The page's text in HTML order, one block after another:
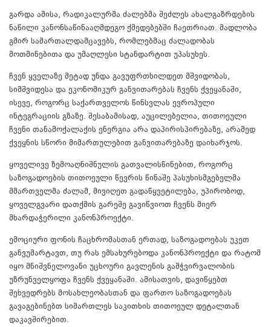
გარდა ამისა, რადიკალურმა ძალებმა შეძლეს ახალგაზრდების
ნაწილი კანონსაწინააღმდეგო ქმედებებში ჩაეთრიათ. მადლობა
გმირ სამართალდამცავებს, რომლებმაც ძალადობას
მოთმინებითა და უმაღლესი სტანდარტით უპასუხეს.
ჩვენ ყველაზე მეტად უნდა გავუფრთხილდეთ მშვიდობას,
სიმშვიდესა და ეკონომიკურ განვითარებას ჩვენს ქვეყანაში,
ისევე, როგორც საქართველოს წინსვლას ევროპული
ინტეგრაციის გზაზე. შესაბამისად, აუცილებელია, თითოეული
ჩვენი თანამოქალაქის ენერგია არა დაპირისპირებაზე, არამედ
ქვეყნის სწორი მიმართულებით განვითარებაზე დაიხარჯოს.
ყოველივე ზემოაღნიშნულის გათვალისწინებით, როგორც
საზოგადოების თითოეული წევრის წინაშე პასუხისმგებელმა
მმართველმა ძალამ, მივიღეთ გადაწყვეტილება, უპირობოდ,
ყოველგვარი დათქმის გარეშე გავიწვიოთ ჩვენს მიერ
მხარდაჭერილი კანონპროექტი.
ემოციური ფონის ჩაცხრომასთან ერთად, საზოგადოებას უკეთ
განვუმარტავთ, თუ რას ემსახურებოდა კანონპროექტი და რატომ
იყო მნიშვნელოვანი უცხოური გავლენის გამჭვირვალობის
უზრუნველყოფა ჩვენს ქვეყანაში. ამისათვის, დავიწყებთ
შეხვედრებს მოსახლეობასთან და ფართო საზოგადოებას
გავაგებინებთ სიმართლეს საკითხის თითოეულ დეტალთან
დაკავშირებით.